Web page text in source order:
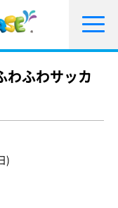
わふわサッカ
)